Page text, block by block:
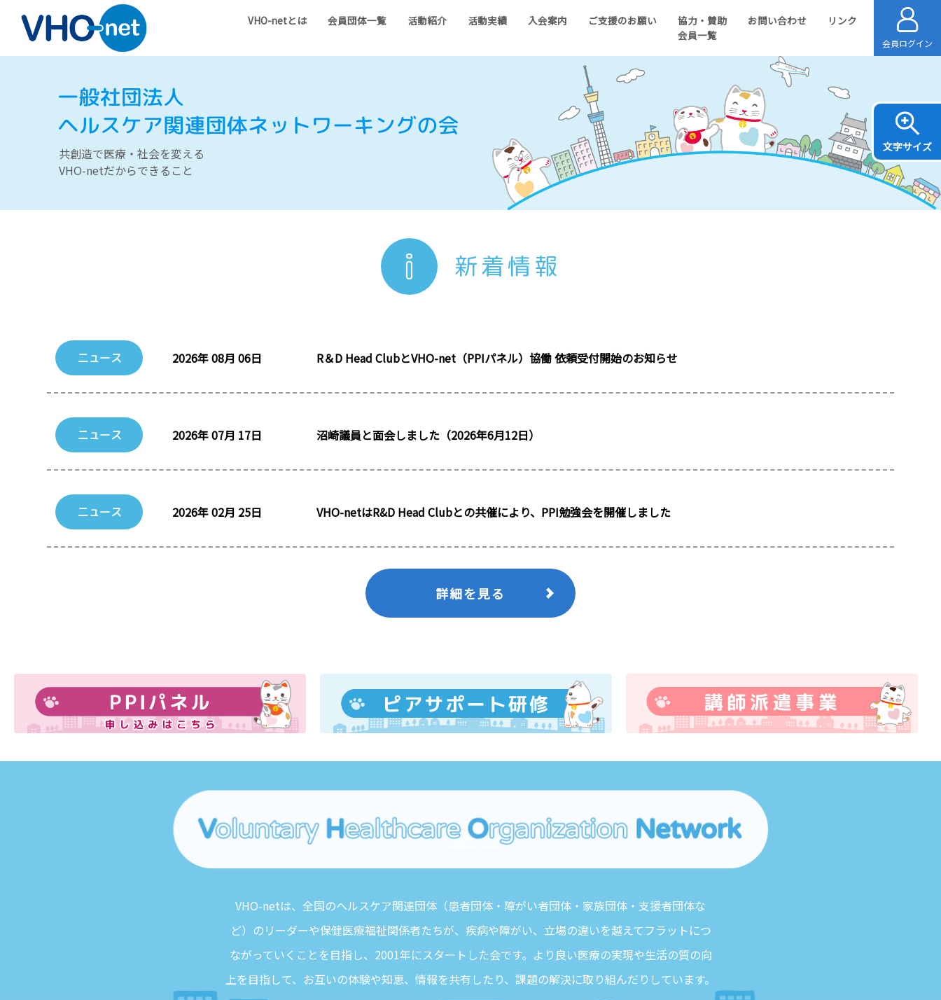
VHO-netとは 会員団体一覧 活動紹介 活動実績 入会案内 ご支援のお願い
協力・賛助
会員一覧
お問い合わせ リンク
会員ログイン
共創造で医療・社会を変える
VHO-netだからできること
文字サイズ
新着情報
ニュース 2026年 08月 06日 R＆D Head ClubとVHO-net（PPIパネル）協働 依頼受付開始のお知らせ
ニュース 2026年 07月 17日 沼崎議員と面会しました（2026年6月12日）
ニュース 2026年 02月 25日 VHO-netはR&D Head Clubとの共催により、PPI勉強会を開催しました
詳細を見る
VHO-netは、全国のヘルスケア関連団体（患者団体・障がい者団体・家族団体・支援者団体な
ど）のリーダーや保健医療福祉関係者たちが、疾病や障がい、立場の違いを越えてフラットにつ
ながっていくことを目指し、2001年にスタートした会です。より良い医療の実現や生活の質の向
上を目指して、お互いの体験や知恵、情報を共有したり、課題の解決に取り組んだりしています。